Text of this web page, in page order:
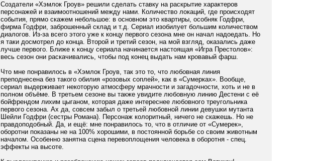
Создатели «Хэмлок Гроув» решили сделать ставку на раскрытие характеров
персонажей и взаимоотношений между нами. Количество локаций, где происходят
события, прямо скажем небольшое: в основном это квартиры, особняк Годфри,
фирма Годфри, заброшенный склад и т.д. Сериал изобилует большим количеством
диалогов. Из-за всего этого уже к концу первого сезона мне он начал надоедать. Но
я таки досмотрел до конца. Второй и третий сезон, на мой взгляд, оказались даже
лучше первого. Ближе к концу сериала начинается настоящая «Игра Престолов»:
весь сезон они раскачивались, чтобы под конец выдать нам кровавый фарш.
Что мне понравилось в «Хэмлок Гроув, так это то, что любовная линия
преподнесена без такого обилия «розовых соплей», как в «Сумерках». Вообще,
сериал выдерживает некоторую атмосферу мрачности и загадочности, хоть и не в
полном объёме. В третьем сезоне вы также увидите любовную линию Дестени с её
бойфрендом лихим цыганом, которая даже интереснее любовного треугольника
первого сезона. Ах да, совсем забыл о третьей любовной линии девушки мутанта
Шейли Годфри (сестры Романа). Персонаж колоритный, ничего не скажешь. Но не
правдоподобный. Да, и ещё: мне понравилось то, что в отличие от «Сумерек»,
оборотни показаны не на 100% хорошими, в постоянной борьбе со своим животным
началом. Особенно занятна сцена перевоплощения человека в оборотня - спец.
эффекты на высоте.